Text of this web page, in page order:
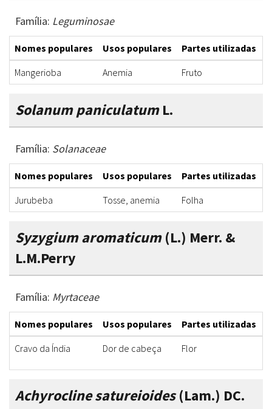
Família: Leguminosae
Nomes populares Usos populares Partes utilizadas
Mangerioba
Anemia Fruto
Solanum paniculatumL.
Família: Solanaceae
Nomes populares Usos populares Partes utilizadas
Jurubeba
Tosse, anemia Folha
Syzygium aromaticum(L.) Merr. &
L.M.Perry
Família: Myrtaceae
Nomes populares Usos populares Partes utilizadas
Cravo da Índia
Dor de cabeça Flor
Achyrocline satureioides(Lam.) DC.